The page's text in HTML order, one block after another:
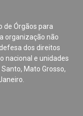
de Órgãos para
organização não
dos direitos
nacional e unidades
Mato Grosso,